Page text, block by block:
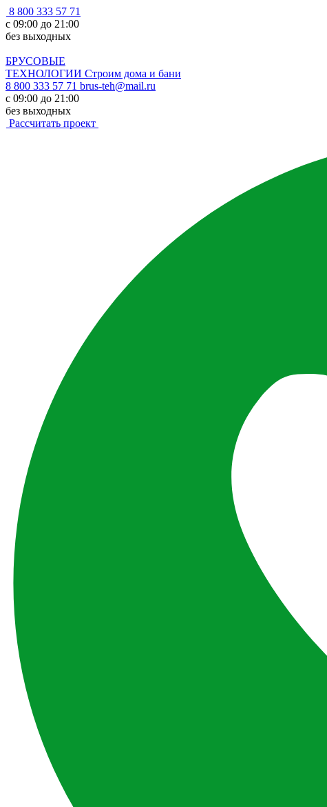
8 800 333 57 71
с 09:00 до 21:00
без выходных
БРУСОВЫЕ
ТЕХНОЛОГИИ Строим дома и бани
8 800 333 57 71 brus-teh@mail.ru
с 09:00 до 21:00
без выходных
Рассчитать проект